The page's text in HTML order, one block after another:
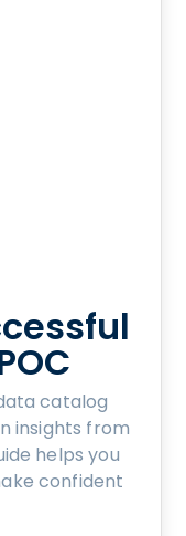
catalog
insights from
helps you
confident